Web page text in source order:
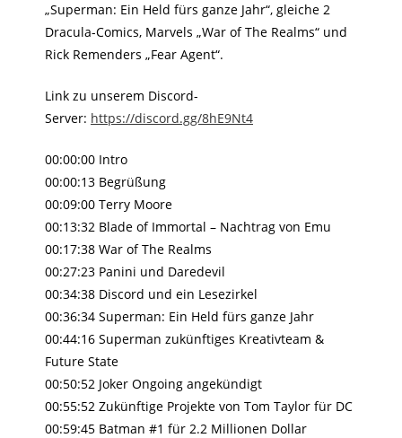
„Superman: Ein Held fürs ganze Jahr“, gleiche 2
Dracula-Comics, Marvels „War of The Realms“ und
Rick Remenders „Fear Agent“.
Link zu unserem Discord-
Server: https://discord.gg/8hE9Nt4
00:00:00 Intro
00:00:13 Begrüßung
00:09:00 Terry Moore
00:13:32 Blade of Immortal – Nachtrag von Emu
00:17:38 War of The Realms
00:27:23 Panini und Daredevil
00:34:38 Discord und ein Lesezirkel
00:36:34 Superman: Ein Held fürs ganze Jahr
00:44:16 Superman zukünftiges Kreativteam &
Future State
00:50:52 Joker Ongoing angekündigt
00:55:52 Zukünftige Projekte von Tom Taylor für DC
00:59:45 Batman #1 für 2.2 Millionen Dollar